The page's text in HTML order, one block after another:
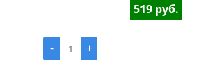
519 руб.
- +